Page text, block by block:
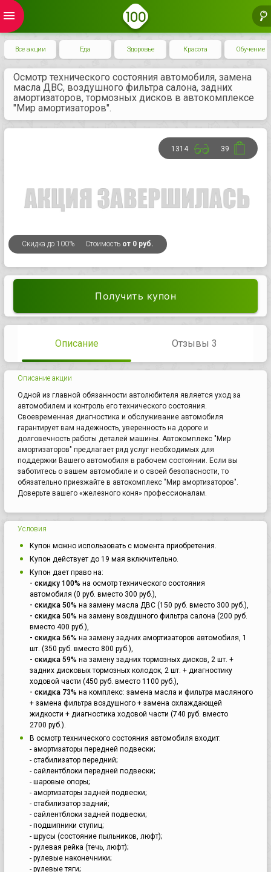
menu
Все акции Еда Здоровье Красота Обучение
Осмотр технического состояния автомобиля, замена
масла ДВС, воздушного фильтра салона, задних
амортизаторов, тормозных дисков в автокомплексе
"Мир амортизаторов".
Скидка до 100% Стоимость от 0 руб.
1314 39
Получить купон
Описание Отзывы 3
Описание акции
Одной из главной обязанности автолюбителя является уход за
автомобилем и контроль его технического состояния.
Своевременная диагностика и обслуживание автомобиля
гарантирует вам надежность, уверенность на дороге и
долговечность работы деталей машины. Автокомплекс "Мир
амортизаторов" предлагает ряд услуг необходимых для
поддержки Вашего автомобиля в рабочем состоянии. Если вы
заботитесь о вашем автомобиле и о своей безопасности, то
обязательно приезжайте в автокомплекс "Мир амортизаторов".
Доверьте вашего «железного коня» профессионалам.
Условия
Купон можно использовать с момента приобретения.
Купон действует до 19 мая включительно.
Купон дает право на:
- скидку 100% на осмотр технического состояния
автомобиля (0 руб. вместо 300 руб.),
- скидка 50% на замену масла ДВС (150 руб. вместо 300 руб.),
- скидка 50% на замену воздушного фильтра салона (200 руб.
вместо 400 руб.),
- скидка 56% на замену задних амортизаторов автомобиля, 1
шт. (350 руб. вместо 800 руб.),
- скидка 59% на замену задних тормозных дисков, 2 шт. +
задних дисковых тормозных колодок, 2 шт. + диагностику
ходовой части (450 руб. вместо 1100 руб.),
- скидка 73% на комплекс: замена масла и фильтра масляного
+ замена фильтра воздушного + замена охлаждающей
жидкости + диагностика ходовой части (740 руб. вместо
2700 руб.).
В осмотр технического состояния автомобиля входит:
- амортизаторы передней подвески;
- стабилизатор передний;
- сайлентблоки передней подвески;
- шаровые опоры;
- амортизаторы задней подвески;
- стабилизатор задний;
- сайлентблоки задней подвески;
- подшипники ступиц;
- шрусы (состояние пыльников, люфт);
- рулевая рейка (течь, люфт);
- рулевые наконечники;
- рулевые тяги;